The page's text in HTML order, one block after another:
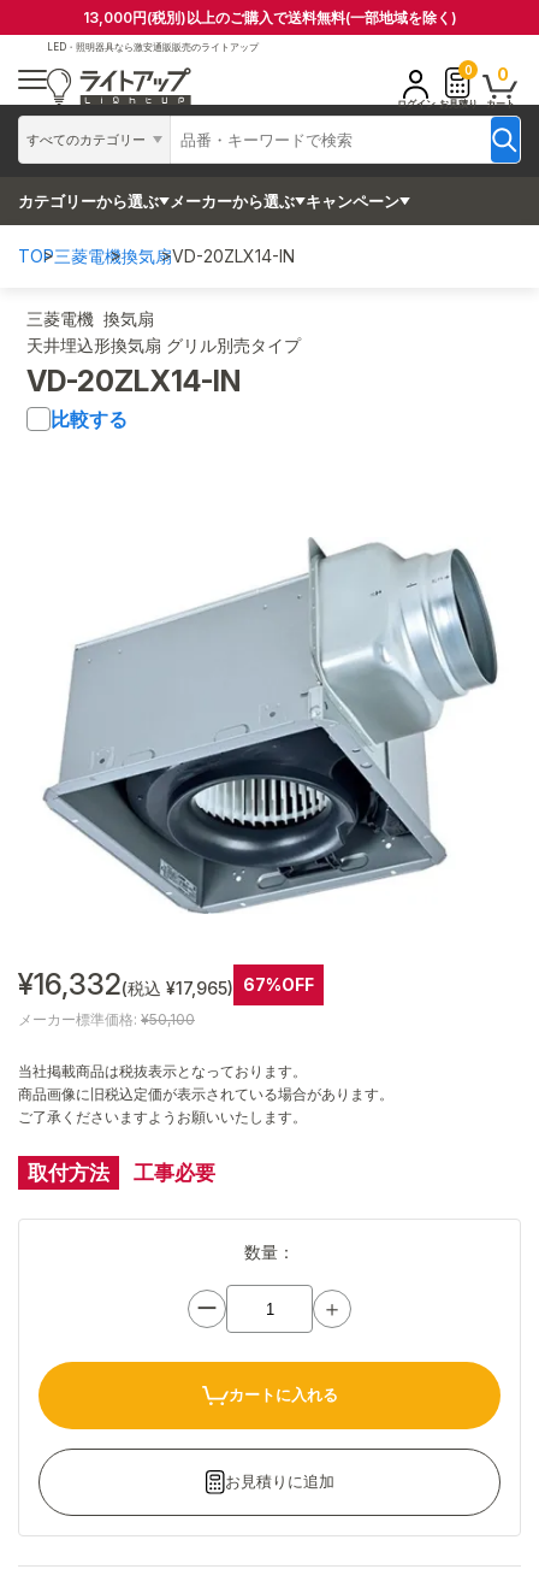
13,000円(税別)以上のご購入で送料無料(一部地域を除く)
LED・照明器具なら激安通販販売のライトアップ
すべてのカテゴリー
ログイン
0
お見積り
0
カート
カテゴリーから選ぶ メーカーから選ぶ キャンペーン
TOP三菱電機換気扇VD-20ZLX14-IN
三菱電機 換気扇
天井埋込形換気扇 グリル別売タイプ
VD-20ZLX14-IN
比較する
¥16,332(税込 ¥17,965) 67%OFF
メーカー標準価格: ¥50,100
当社掲載商品は税抜表示となっております。
商品画像に旧税込定価が表示されている場合があります。
ご了承くださいますようお願いいたします。
取付方法 工事必要
数量：
ー ＋
カートに入れる
お見積りに追加